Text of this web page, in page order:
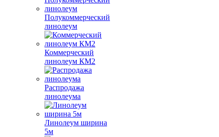
Полукоммерческий
линолеум
Коммерческий
линолеум КМ2
Распродажа
линолеума
Линолеум ширина
5м